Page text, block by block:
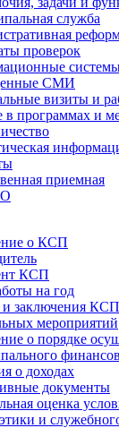
служба
проверок
СМИ
визиты и
в программах и
приемная
о КСП
КСП
на год
заключения
мероприятий
о порядке
о доходах
документы
оценка
и